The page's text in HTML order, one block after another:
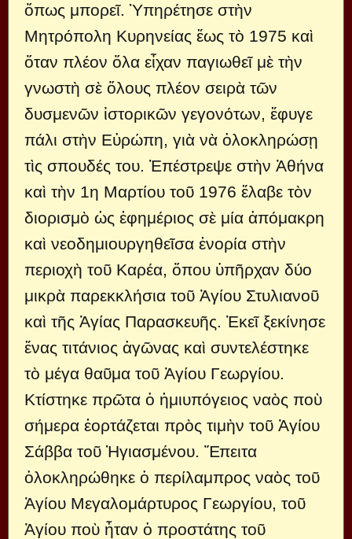
ὅπως μπορεῖ. Ὑπηρέτησε στὴν
Μητρόπολη Κυρηνείας ἕως τὸ 1975 καὶ
ὅταν πλέον ὅλα εἶχαν παγιωθεῖ μὲ τὴν
γνωστὴ σὲ ὅλους πλέον σειρὰ τῶν
δυσμενῶν ἱστορικῶν γεγονότων, ἔφυγε
πάλι στὴν Εὐρώπη, γιὰ νὰ ὁλοκληρώσῃ
τὶς σπουδές του. Ἐπέστρεψε στὴν Ἀθήνα
καὶ τὴν 1η Μαρτίου τοῦ 1976 ἔλαβε τὸν
διορισμὸ ὡς ἐφημέριος σὲ μία ἀπόμακρη
καὶ νεοδημιουργηθεῖσα ἐνορία στὴν
περιοχὴ τοῦ Καρέα, ὅπου ὑπῆρχαν δύο
μικρὰ παρεκκλήσια τοῦ Ἁγίου Στυλιανοῦ
καὶ τῆς Ἁγίας Παρασκευῆς. Ἐκεῖ ξεκίνησε
ἕνας τιτάνιος ἀγῶνας καὶ συντελέστηκε
τὸ μέγα θαῦμα τοῦ Ἁγίου Γεωργίου.
Κτίστηκε πρῶτα ὁ ἡμιυπόγειος ναὸς ποὺ
σήμερα ἑορτάζεται πρὸς τιμὴν τοῦ Ἁγίου
Σάββα τοῦ Ἡγιασμένου. Ἔπειτα
ὁλοκληρώθηκε ὁ περίλαμπρος ναὸς τοῦ
Ἁγίου Μεγαλομάρτυρος Γεωργίου, τοῦ
Ἁγίου ποὺ ἦταν ὁ προστάτης τοῦ